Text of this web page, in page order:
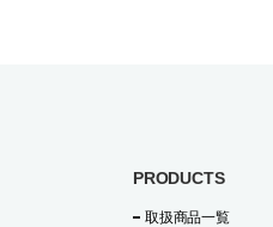
PRODUCTS
取扱商品一覧